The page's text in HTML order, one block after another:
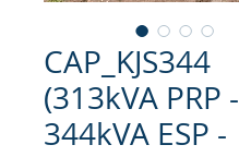
CAP_KJS344
(313kVA PRP -
344kVA ESP -